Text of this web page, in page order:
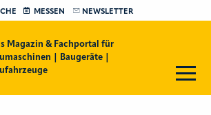
MESSEN NEWSLETTER
Magazin & Fachportal für
| Baugeräte |